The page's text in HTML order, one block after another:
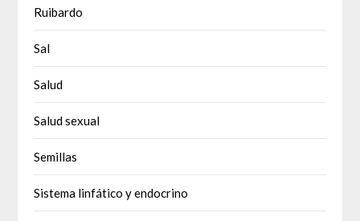
Ruibardo
Sal
Salud
Salud sexual
Semillas
Sistema linfático y endocrino